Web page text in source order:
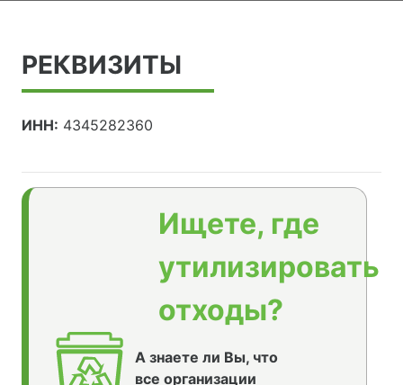
РЕКВИЗИТЫ
ИНН: 4345282360
Ищете, где
утилизировать
отходы?
А знаете ли Вы, что
все организации